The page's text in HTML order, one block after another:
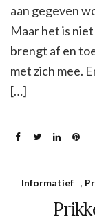
aan gegeven
Maar het is
brengt af en
met zich mee.
[…]
Informatief ,